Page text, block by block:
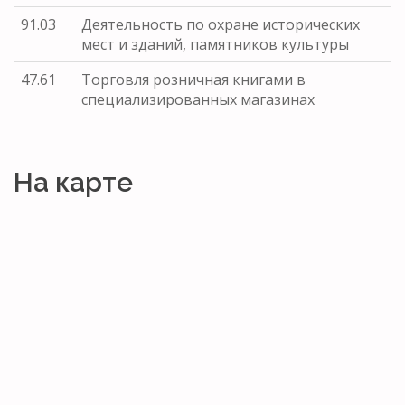
91.03
Деятельность по охране исторических
мест и зданий, памятников культуры
47.61
Торговля розничная книгами в
специализированных магазинах
На карте